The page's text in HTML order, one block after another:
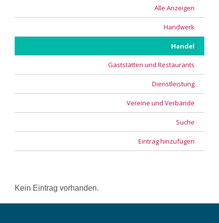
Alle Anzeigen
Handwerk
Handel
Gaststätten und Restaurants
Dienstleistung
Vereine und Verbände
Suche
Eintrag hinzufügen
Kein Eintrag vorhanden.